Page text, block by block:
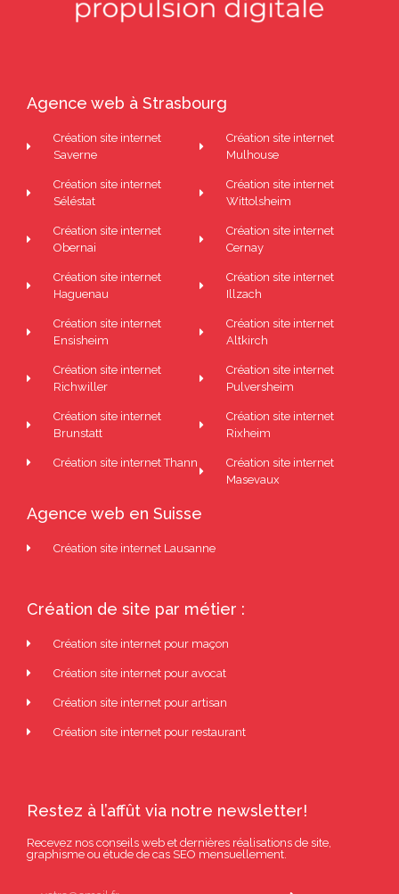
Agence web à Strasbourg
Création site internet
Saverne
Création site internet
Séléstat
Création site internet
Obernai
Création site internet
Haguenau
Création site internet
Ensisheim
Création site internet
Richwiller
Création site internet
Brunstatt
Création site internet Thann
Création site internet
Mulhouse
Création site internet
Wittolsheim
Création site internet
Cernay
Création site internet
Illzach
Création site internet
Altkirch
Création site internet
Pulversheim
Création site internet
Rixheim
Création site internet
Masevaux
Agence web en Suisse
Création site internet Lausanne
Création de site par métier :
Création site internet pour maçon
Création site internet pour avocat
Création site internet pour artisan
Création site internet pour restaurant
Restez à l’affût via notre newsletter!
Recevez nos conseils web et dernières réalisations de site,
graphisme ou étude de cas SEO mensuellement.